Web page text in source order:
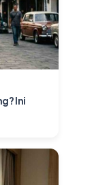
Ini